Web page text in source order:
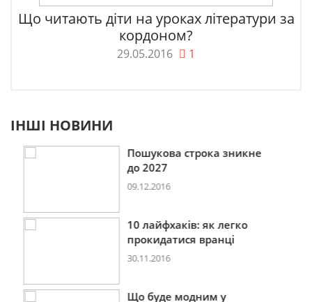
Що читають діти на уроках літератури за
кордоном?
29.05.2016 1
ІНШІ НОВИНИ
Пошукова строка зникне
до 2027
09.12.2016
10 лайфхаків: як легко
прокидатися вранці
30.11.2016
Що буде модним у